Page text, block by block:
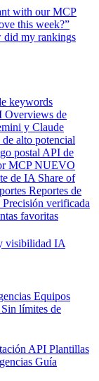
with our MCP
this week?”
did my rankings
keywords
Overviews de
y Claude
alto potencial
postal API de
MCPNUEVO
de IA Share of
Reportes de
Precisión verificada
favoritas
visibilidad IA
Equipos
Sin límites de
API Plantillas
Guía